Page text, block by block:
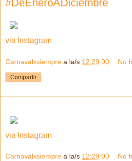
#DeEneroADiciembre
via Instagram
Carnavalxsiempre a la/s 12:29:00 No
Compartir
via Instagram
Carnavalxsiempre a la/s 12:29:00 No